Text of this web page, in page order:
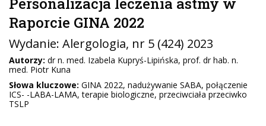
Raporcie GINA 2022
Wydanie: Alergologia, nr 5 (424) 2023
Autorzy: dr n. med. Izabela Kupryś-Lipińska, prof. dr hab. n.
med. Piotr Kuna
Słowa kluczowe: GINA 2022, nadużywanie SABA, połączenie
ICS- -LABA-LAMA, terapie biologiczne, przeciwciała przeciwko
TSLP